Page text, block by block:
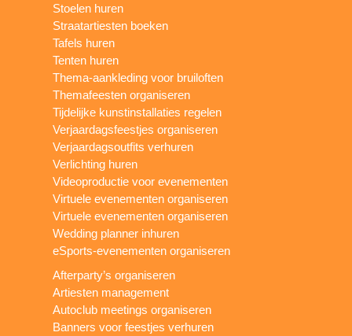
Stoelen huren
Straatartiesten boeken
Tafels huren
Tenten huren
Thema-aankleding voor bruiloften
Themafeesten organiseren
Tijdelijke kunstinstallaties regelen
Verjaardagsfeestjes organiseren
Verjaardagsoutfits verhuren
Verlichting huren
Videoproductie voor evenementen
Virtuele evenementen organiseren
Virtuele evenementen organiseren
Wedding planner inhuren
eSports-evenementen organiseren
Afterparty’s organiseren
Artiesten management
Autoclub meetings organiseren
Banners voor feestjes verhuren